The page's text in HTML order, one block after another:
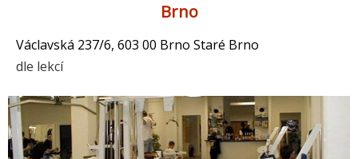
Brno
Václavská 237/6, 603 00 Brno Staré Brno
dle lekcí